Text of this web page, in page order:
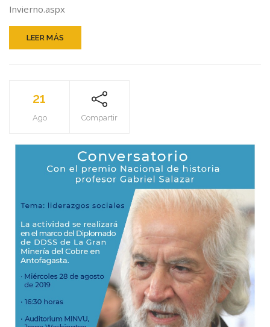
Invierno.aspx
LEER MÁS
21
Ago Compartir